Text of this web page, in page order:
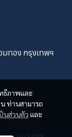
ธิภาพและ
ท่านสามารถ
นส่วนตัว และ
ทอง กรุงเทพฯ